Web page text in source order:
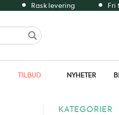
Rask levering Fri
TILBUD NYHETER
KATEGORIER